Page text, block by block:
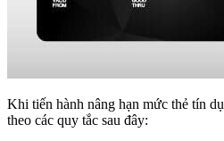
Khi tiến hành nâng hạn mức thẻ tín
theo các quy tắc sau đây: